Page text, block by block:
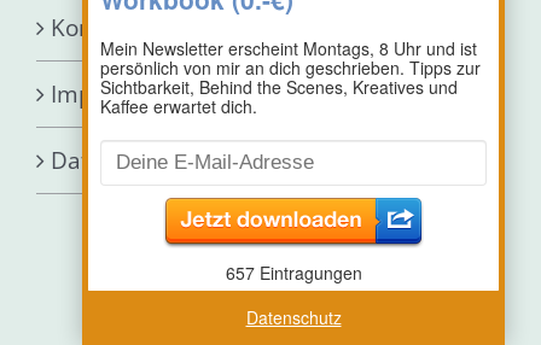
Kontakt
Impressum
Datenschutz
Datenschutz